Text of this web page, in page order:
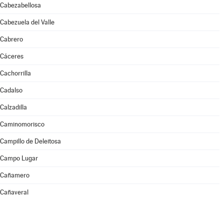
Cabezabellosa
Cabezuela del Valle
Cabrero
Cáceres
Cachorrilla
Cadalso
Calzadilla
Caminomorisco
Campillo de Deleitosa
Campo Lugar
Cañamero
Cañaveral